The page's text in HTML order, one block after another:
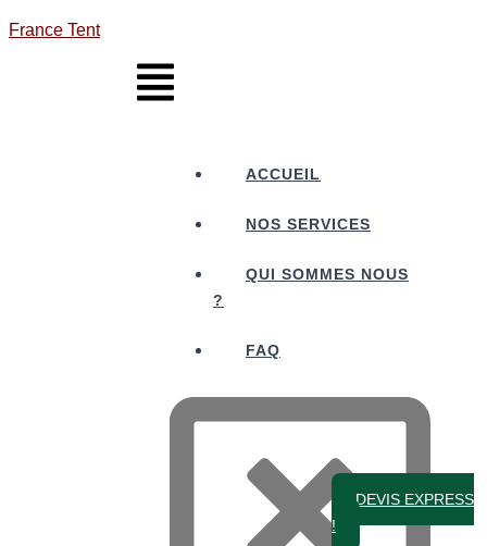
France Tent
ACCUEIL
NOS SERVICES
QUI SOMMES NOUS
?
FAQ
DEVIS EXPRESS
!